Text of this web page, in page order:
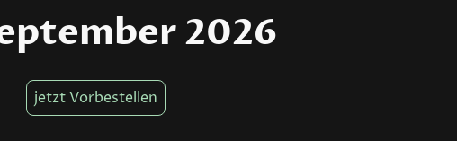
2026
jetzt Vorbestellen